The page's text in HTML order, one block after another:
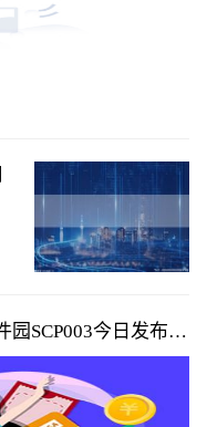
园SCP003今日发布发